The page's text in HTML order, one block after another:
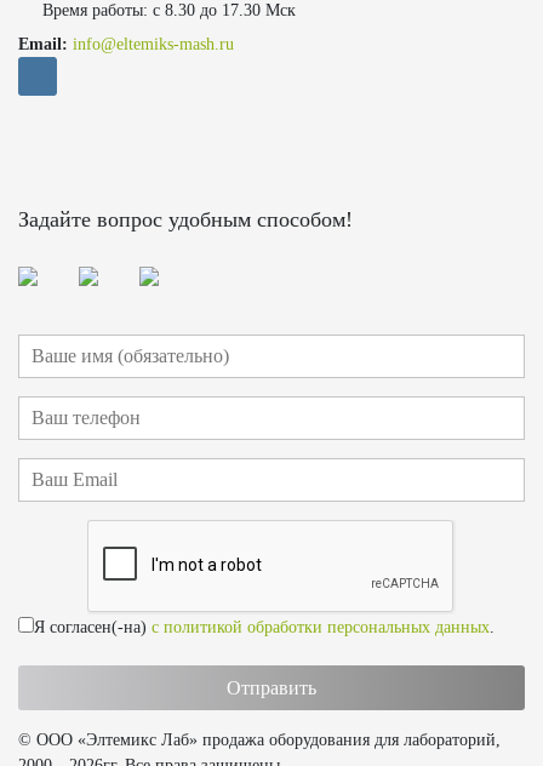
Время работы: с 8.30 до 17.30 Мск
Email: info@eltemiks-mash.ru
Задайте вопрос удобным способом!
Я согласен(-на) с политикой обработки персональных данных.
© ООО «Элтемикс Лаб» продажа оборудования для лабораторий,